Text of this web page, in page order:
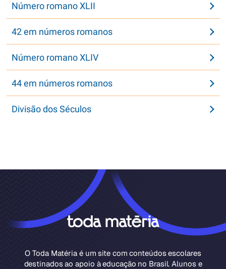
Número romano XLII
42 em números romanos
Número romano XLIV
44 em números romanos
Divisão dos Séculos
O Toda Matéria é um site com conteúdos escolares
destinados ao apoio à educação no Brasil. Alunos e